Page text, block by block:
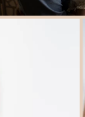
Couple-Shoot